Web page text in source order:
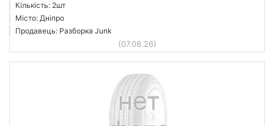
Кількість: 2шт
Місто: Дніпро
Продавець: Разборка Junk
(07.08.26)